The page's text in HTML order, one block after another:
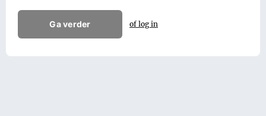
Ga verder of log in